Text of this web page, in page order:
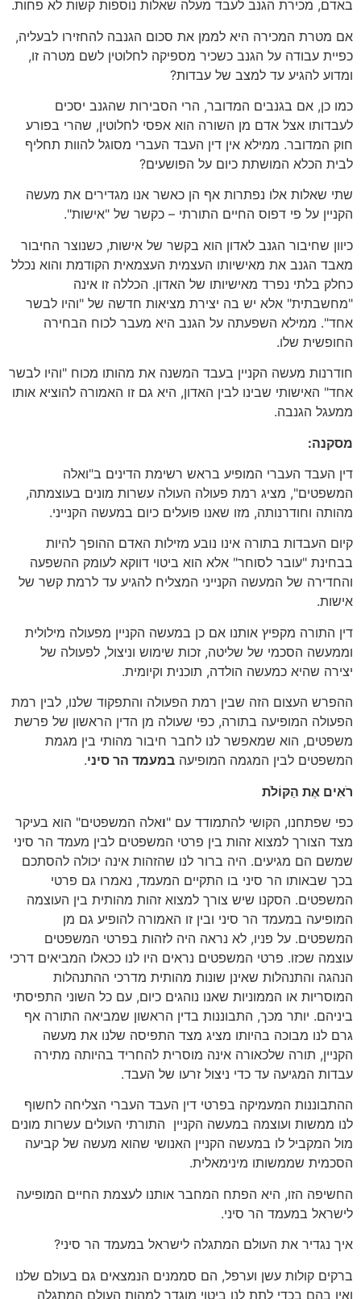
באדם, מכירת הגנב לעבד מעלה שאלות נוספות קשות לא פחות.
אם מטרת המכירה היא לממן את סכום הגנבה להחזירו לבעליה,
כפיית עבודה על הגנב כשכיר מספיקה לחלוטין לשם מטרה זו,
ומדוע להגיע עד למצב של עבדות?
כמו כן, אם בגנבים המדובר, הרי הסבירות שהגנב יסכים
לעבדותו אצל אדם מן השורה הוא אפסי לחלוטין, שהרי בפורע
חוק המדובר. ממילא אין דין העבד העברי מסוגל להוות תחליף
לבית הכלא המושתת כיום על הפושעים?
שתי שאלות אלו נפתרות אף הן כאשר אנו מגדירים את מעשה
הקניין על פי דפוס החיים התורתי – כקשר של "אישות".
כיוון שחיבור הגנב לאדון הוא בקשר של אישות, כשנוצר החיבור
מאבד הגנב את מאישיותו העצמית העצמאית הקודמת והוא נכלל
כחלק בלתי נפרד מאישיותו של האדון. הכללה זו אינה
"מחשבתית" אלא יש בה יצירת מציאות חדשה של "והיו לבשר
אחד". ממילא השפעתה על הגנב היא מעבר לכוח הבחירה
החופשית שלו.
חודרנות מעשה הקניין בעבד המשנה את מהותו מכוח "והיו לבשר
אחד" האישותי שבינו לבין האדון, היא גם זו האמורה להוציא אותו
ממעגל הגנבה.
מסקנה:
דין העבד העברי המופיע בראש רשימת הדינים ב"ואלה
המשפטים", מציג רמת פעולה העולה עשרות מונים בעוצמתה,
מהותה וחודרנותה, מזו שאנו פועלים כיום במעשה הקנייני.
קיום העבדות בתורה אינו נובע מזילות האדם ההופך להיות
בבחינת "עובר לסוחר" אלא הוא ביטוי דווקא לעומק ההשפעה
והחדירה של המעשה הקנייני המצליח להגיע עד לרמת קשר של
אישות.
דין התורה מקפיץ אותנו אם כן במעשה הקניין מפעולה מילולית
וממעשה הסכמי של שליטה, זכות שימוש וניצול, לפעולה של
יצירה שהיא כמעשה הולדה, תוכנית וקיומית.
ההפרש העצום הזה שבין רמת הפעולה והתפקוד שלנו, לבין רמת
הפעולה המופיעה בתורה, כפי שעולה מן הדין הראשון של פרשת
משפטים, הוא שמאפשר לנו לחבר חיבור מהותי בין מגמת
המשפטים לבין המגמה המופיעה במעמד הר סיני.
רֹאִים אֶת הַקּוֹלֹת
כפי שפתחנו, הקושי להתמודד עם "ואלה המשפטים" הוא בעיקר
מצד הצורך למצוא זהות בין פרטי המשפטים לבין מעמד הר סיני
שמשם הם מגיעים. היה ברור לנו שהזהות אינה יכולה להסתכם
בכך שבאותו הר סיני בו התקיים המעמד, נאמרו גם פרטי
המשפטים. הסקנו שיש צורך למצוא זהות מהותית בין העוצמה
המופיעה במעמד הר סיני ובין זו האמורה להופיע גם מן
המשפטים. על פניו, לא נראה היה לזהות בפרטי המשפטים
עוצמה שכזו. פרטי המשפטים נראים היו לנו ככאלו המביאים דרכי
הנהגה והתנהלות שאינן שונות מהותית מדרכי ההתנהלות
המוסריות או הממוניות שאנו נוהגים כיום, עם כל השוני התפיסתי
ביניהם. יותר מכך, התבוננות בדין הראשון שמביאה התורה אף
גרם לנו מבוכה בהיותו מציג מצד התפיסה שלנו את מעשה
הקניין, תורה שלכאורה אינה מוסרית להחריד בהיותה מתירה
עבדות המגיעה עד כדי ניצול זרעו של העבד.
ההתבוננות המעמיקה בפרטי דין העבד העברי הצליחה לחשוף
לנו ממשות ועוצמה במעשה הקניין התורתי העולים עשרות מונים
מול המקביל לו במעשה הקניין האנושי שהוא מעשה של קביעה
הסכמית שממשותו מינימאלית.
החשיפה הזו, היא הפתח המחבר אותנו לעצמת החיים המופיעה
לישראל במעמד הר סיני.
איך נגדיר את העולם המתגלה לישראל במעמד הר סיני?
ברקים קולות עשן וערפל, הם סממנים הנמצאים גם בעולם שלנו
ואין בהם בכדי לתת לנו ביטוי מוגדר למהות העולם המתגלה